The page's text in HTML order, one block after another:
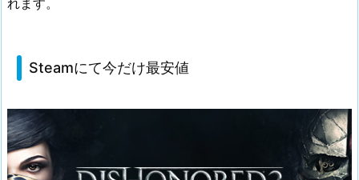
Steamにて今だけ最安値